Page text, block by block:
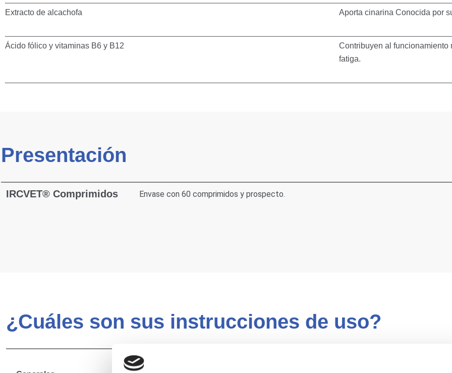
Extracto de alcachofa Aporta cinarina Conocida por
Ácido fólico y vitaminas B6 y B12
Contribuyen al
fatiga.
Presentación
IRCVET® Comprimidos Envase con 60 comprimidos y prospecto.
¿Cuáles son sus instrucciones de uso?